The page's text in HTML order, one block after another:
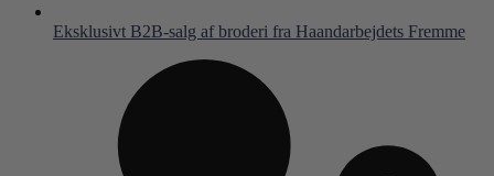
Eksklusivt B2B-salg af broderi fra Haandarbejdets Fremme